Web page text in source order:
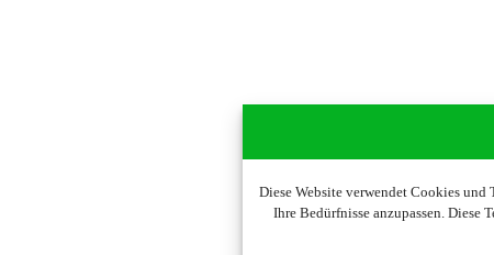
Diese Website verwendet Cookies und
Ihre Bedürfnisse anzupassen. Diese
Um diesen Inhalt